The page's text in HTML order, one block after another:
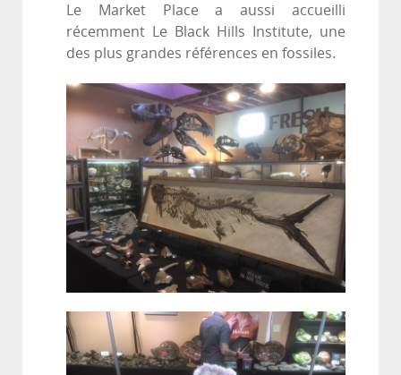
Le Market Place a aussi accueilli
récemment Le Black Hills Institute, une
des plus grandes références en fossiles.